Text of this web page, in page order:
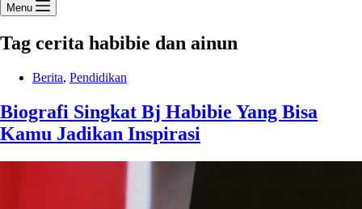
Menu
Tag cerita habibie dan ainun
Berita, Pendidikan
Biografi Singkat Bj Habibie Yang Bisa
Kamu Jadikan Inspirasi